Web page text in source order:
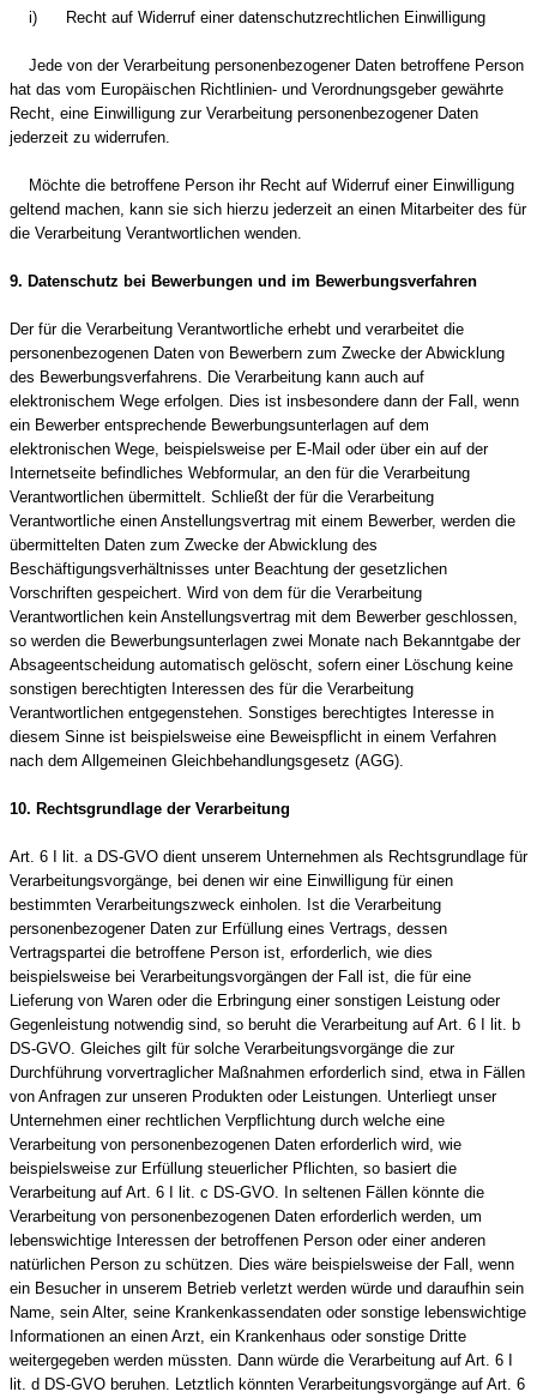
i) Recht auf Widerruf einer datenschutzrechtlichen Einwilligung
Jede von der Verarbeitung personenbezogener Daten betroffene Person
hat das vom Europäischen Richtlinien- und Verordnungsgeber gewährte
Recht, eine Einwilligung zur Verarbeitung personenbezogener Daten
jederzeit zu widerrufen.
Möchte die betroffene Person ihr Recht auf Widerruf einer Einwilligung
geltend machen, kann sie sich hierzu jederzeit an einen Mitarbeiter des für
die Verarbeitung Verantwortlichen wenden.
9. Datenschutz bei Bewerbungen und im Bewerbungsverfahren
Der für die Verarbeitung Verantwortliche erhebt und verarbeitet die
personenbezogenen Daten von Bewerbern zum Zwecke der Abwicklung
des Bewerbungsverfahrens. Die Verarbeitung kann auch auf
elektronischem Wege erfolgen. Dies ist insbesondere dann der Fall, wenn
ein Bewerber entsprechende Bewerbungsunterlagen auf dem
elektronischen Wege, beispielsweise per E-Mail oder über ein auf der
Internetseite befindliches Webformular, an den für die Verarbeitung
Verantwortlichen übermittelt. Schließt der für die Verarbeitung
Verantwortliche einen Anstellungsvertrag mit einem Bewerber, werden die
übermittelten Daten zum Zwecke der Abwicklung des
Beschäftigungsverhältnisses unter Beachtung der gesetzlichen
Vorschriften gespeichert. Wird von dem für die Verarbeitung
Verantwortlichen kein Anstellungsvertrag mit dem Bewerber geschlossen,
so werden die Bewerbungsunterlagen zwei Monate nach Bekanntgabe der
Absageentscheidung automatisch gelöscht, sofern einer Löschung keine
sonstigen berechtigten Interessen des für die Verarbeitung
Verantwortlichen entgegenstehen. Sonstiges berechtigtes Interesse in
diesem Sinne ist beispielsweise eine Beweispflicht in einem Verfahren
nach dem Allgemeinen Gleichbehandlungsgesetz (AGG).
10. Rechtsgrundlage der Verarbeitung
Art. 6 I lit. a DS-GVO dient unserem Unternehmen als Rechtsgrundlage für
Verarbeitungsvorgänge, bei denen wir eine Einwilligung für einen
bestimmten Verarbeitungszweck einholen. Ist die Verarbeitung
personenbezogener Daten zur Erfüllung eines Vertrags, dessen
Vertragspartei die betroffene Person ist, erforderlich, wie dies
beispielsweise bei Verarbeitungsvorgängen der Fall ist, die für eine
Lieferung von Waren oder die Erbringung einer sonstigen Leistung oder
Gegenleistung notwendig sind, so beruht die Verarbeitung auf Art. 6 I lit. b
DS-GVO. Gleiches gilt für solche Verarbeitungsvorgänge die zur
Durchführung vorvertraglicher Maßnahmen erforderlich sind, etwa in Fällen
von Anfragen zur unseren Produkten oder Leistungen. Unterliegt unser
Unternehmen einer rechtlichen Verpflichtung durch welche eine
Verarbeitung von personenbezogenen Daten erforderlich wird, wie
beispielsweise zur Erfüllung steuerlicher Pflichten, so basiert die
Verarbeitung auf Art. 6 I lit. c DS-GVO. In seltenen Fällen könnte die
Verarbeitung von personenbezogenen Daten erforderlich werden, um
lebenswichtige Interessen der betroffenen Person oder einer anderen
natürlichen Person zu schützen. Dies wäre beispielsweise der Fall, wenn
ein Besucher in unserem Betrieb verletzt werden würde und daraufhin sein
Name, sein Alter, seine Krankenkassendaten oder sonstige lebenswichtige
Informationen an einen Arzt, ein Krankenhaus oder sonstige Dritte
weitergegeben werden müssten. Dann würde die Verarbeitung auf Art. 6 I
lit. d DS-GVO beruhen. Letztlich könnten Verarbeitungsvorgänge auf Art. 6